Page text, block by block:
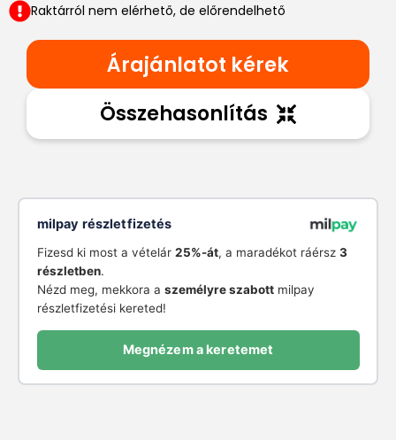
Raktárról nem elérhető, de előrendelhető
Árajánlatot kérek
Összehasonlítás
milpay részletfizetés
Fizesd ki most a vételár 25%-át, a maradékot ráérsz 3
részletben.
Nézd meg, mekkora a személyre szabottmilpay
részletfizetési kereted!
Megnézem a keretemet